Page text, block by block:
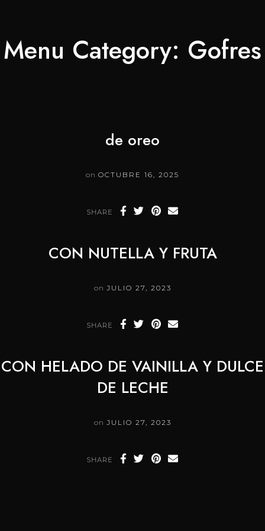
content
Menu Category: Gofres
de oreo
on OCTUBRE 16, 2025
SHARE
CON NUTELLA Y FRUTA
on JULIO 27, 2023
SHARE
CON HELADO DE VAINILLA Y DULCE
DE LECHE
on JULIO 27, 2023
SHARE